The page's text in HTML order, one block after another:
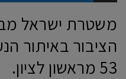
משטרת ישראל
הציבור באיתור
53 מראשון לציון.